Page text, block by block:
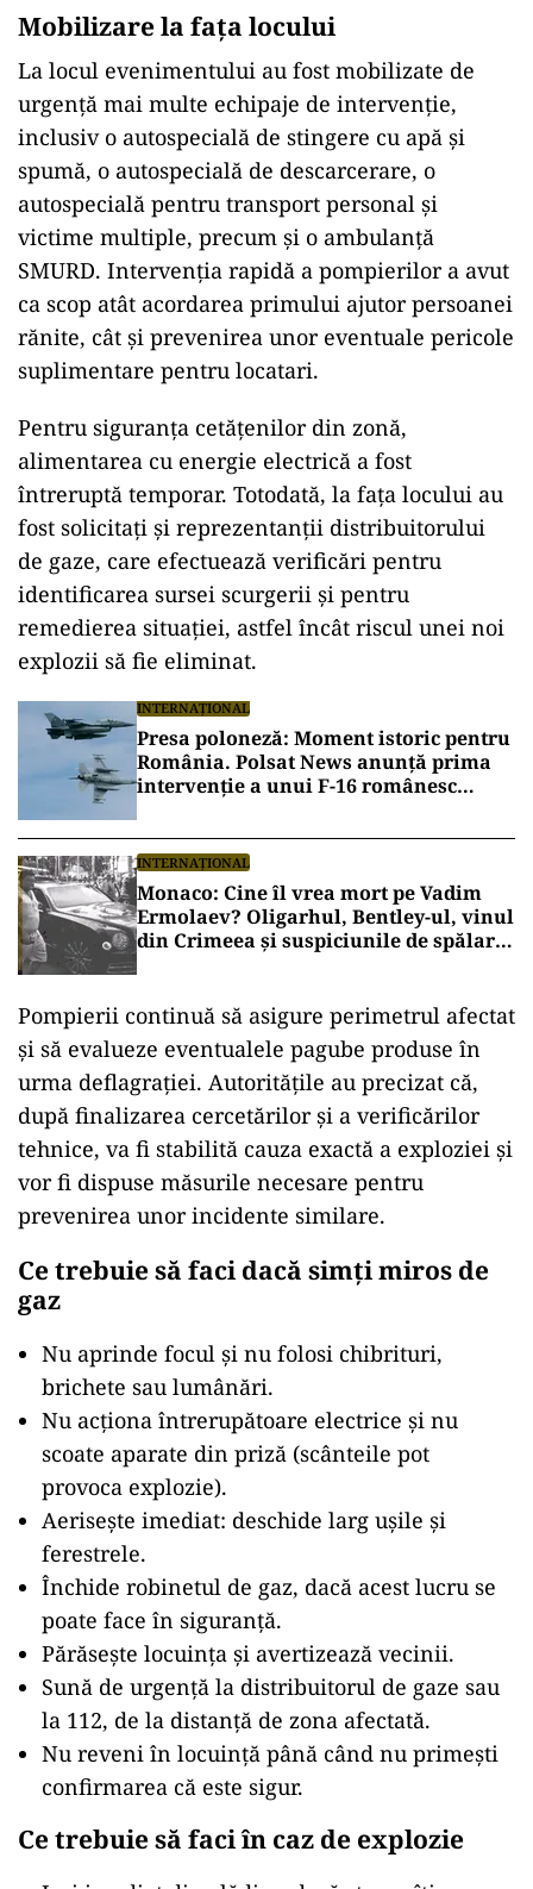
Mobilizare la faţa locului
La locul evenimentului au fost mobilizate de
urgență mai multe echipaje de intervenție,
inclusiv o autospecială de stingere cu apă și
spumă, o autospecială de descarcerare, o
autospecială pentru transport personal și
victime multiple, precum și o ambulanță
SMURD. Intervenția rapidă a pompierilor a avut
ca scop atât acordarea primului ajutor persoanei
rănite, cât și prevenirea unor eventuale pericole
suplimentare pentru locatari.
Pentru siguranța cetățenilor din zonă,
alimentarea cu energie electrică a fost
întreruptă temporar. Totodată, la fața locului au
fost solicitați și reprezentanții distribuitorului
de gaze, care efectuează verificări pentru
identificarea sursei scurgerii și pentru
remedierea situației, astfel încât riscul unei noi
explozii să fie eliminat.
INTERNAȚIONAL
Presa poloneză: Moment istoric pentru
România. Polsat News anunță prima
intervenție a unui F-16 românesc
NATO
INTERNAȚIONAL
Monaco: Cine îl vrea mort pe Vadim
Ermolaev? Oligarhul, Bentley-ul, vinul
din Crimeea și suspiciunile de spălare
Pompierii continuă să asigure perimetrul afectat
și să evalueze eventualele pagube produse în
urma deflagrației. Autoritățile au precizat că,
după finalizarea cercetărilor și a verificărilor
tehnice, va fi stabilită cauza exactă a exploziei și
vor fi dispuse măsurile necesare pentru
prevenirea unor incidente similare.
Ce trebuie să faci dacă simți miros de
gaz
Nu aprinde focul și nu folosi chibrituri,
brichete sau lumânări.
Nu acționa întrerupătoare electrice și nu
scoate aparate din priză (scânteile pot
provoca explozie).
Aerisește imediat: deschide larg ușile și
ferestrele.
Închide robinetul de gaz, dacă acest lucru se
poate face în siguranță.
Părăsește locuința și avertizează vecinii.
Sună de urgență la distribuitorul de gaze sau
la 112, de la distanță de zona afectată.
Nu reveni în locuință până când nu primești
confirmarea că este sigur.
Ce trebuie să faci în caz de explozie